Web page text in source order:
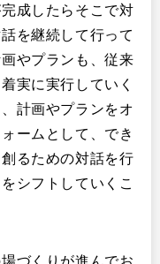
成したらそこで対
を継続して行って
やプランも、従来
実に実行していく
計画やプランをオ
ームとして、でき
るための対話を行
シフトしていくこ
づくりが進んでお